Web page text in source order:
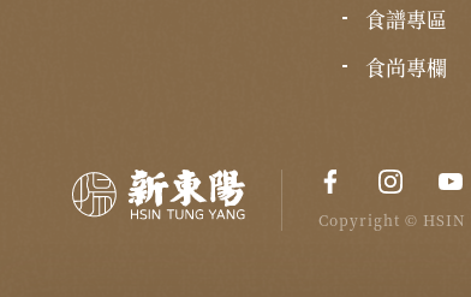
食譜專區
食尚專欄
Copyright © HSIN